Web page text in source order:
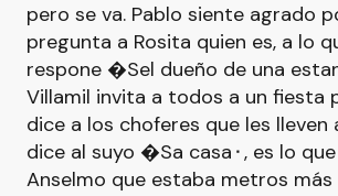
pero se va. Pablo siente agrado
pregunta a Rosita quien es, a lo
respone �Sel dueño de una
Villamil invita a todos a un fiesta
dice a los choferes que les lleven
dice al suyo �Sa casa⬝, es lo
Anselmo que estaba metros más